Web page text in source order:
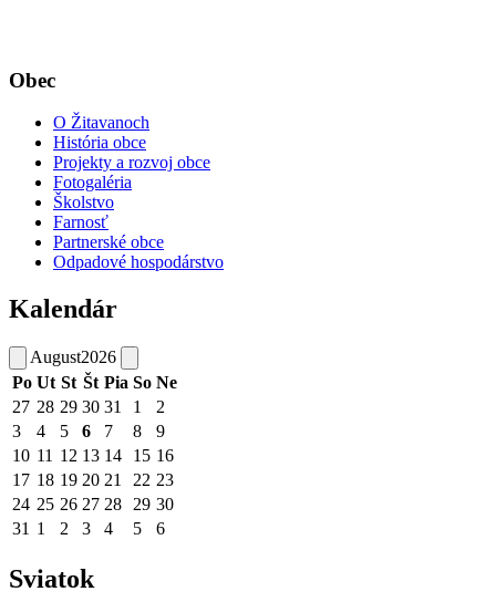
Obec
O Žitavanoch
História obce
Projekty a rozvoj obce
Fotogaléria
Školstvo
Farnosť
Partnerské obce
Odpadové hospodárstvo
Kalendár
August2026
Po Ut St Št Pia So Ne
27 28 29 30 31 1
2
3
4 5 6 7 8
9
10 11 12 13 14 15 16
17 18 19 20 21 22 23
24 25 26 27 28 29 30
31 1 2 3 4 5 6
Sviatok